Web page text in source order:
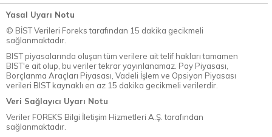
Yasal Uyarı Notu
© BİST Verileri Foreks tarafından 15 dakika gecikmeli
sağlanmaktadır.
BIST piyasalarında oluşan tüm verilere ait telif hakları tamamen
BIST'e ait olup, bu veriler tekrar yayınlanamaz. Pay Piyasası,
Borçlanma Araçları Piyasası, Vadeli İşlem ve Opsiyon Piyasası
verileri BIST kaynaklı en az 15 dakika gecikmeli verilerdir.
Veri Sağlayıcı Uyarı Notu
Veriler FOREKS Bilgi İletişim Hizmetleri A.Ş. tarafından
sağlanmaktadır.